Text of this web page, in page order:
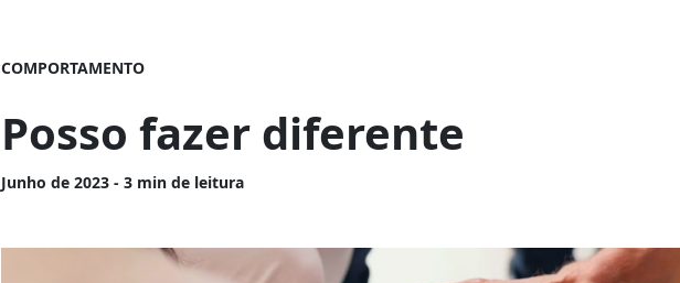
COMPORTAMENTO
Posso fazer diferente
Junhode 2023 - 3 min de leitura